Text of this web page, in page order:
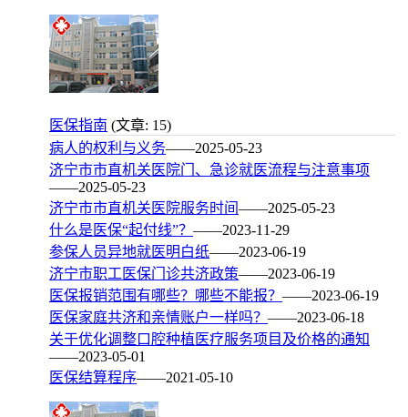
医保指南 (文章: 15)
病人的权利与义务——2025-05-23
济宁市市直机关医院门、急诊就医流程与注意事项
——2025-05-23
济宁市市直机关医院服务时间——2025-05-23
什么是医保“起付线”？ ——2023-11-29
参保人员异地就医明白纸——2023-06-19
济宁市职工医保门诊共济政策——2023-06-19
医保报销范围有哪些？哪些不能报？ ——2023-06-19
医保家庭共济和亲情账户一样吗？ ——2023-06-18
关于优化调整口腔种植医疗服务项目及价格的通知
——2023-05-01
医保结算程序——2021-05-10